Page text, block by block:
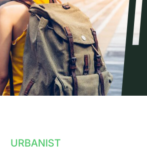
URBANIST